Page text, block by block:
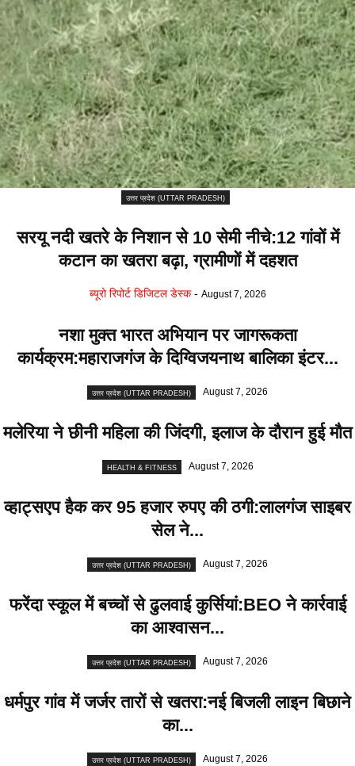
उत्तर प्रदेश (UTTAR PRADESH)
सरयू नदी खतरे के निशान से 10 सेमी नीचे:12 गांवों में
कटान का खतरा बढ़ा, ग्रामीणों में दहशत
ब्यूरो रिपोर्ट डिजिटल डेस्क - August 7, 2026
नशा मुक्त भारत अभियान पर जागरूकता
कार्यक्रम:महाराजगंज के दिग्विजयनाथ बालिका इंटर...
उत्तर प्रदेश (UTTAR PRADESH) August 7, 2026
मलेरिया ने छीनी महिला की जिंदगी, इलाज के दौरान हुई मौत
HEALTH & FITNESS August 7, 2026
व्हाट्सएप हैक कर 95 हजार रुपए की ठगी:लालगंज साइबर
सेल ने...
उत्तर प्रदेश (UTTAR PRADESH) August 7, 2026
फरेंदा स्कूल में बच्चों से ढुलवाई कुर्सियां:BEO ने कार्रवाई
का आश्वासन...
उत्तर प्रदेश (UTTAR PRADESH) August 7, 2026
धर्मपुर गांव में जर्जर तारों से खतरा:नई बिजली लाइन बिछाने
का...
उत्तर प्रदेश (UTTAR PRADESH) August 7, 2026